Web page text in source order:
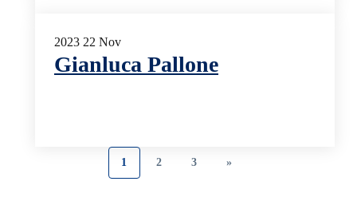
2023 22 Nov
Gianluca Pallone
1 2 3 »